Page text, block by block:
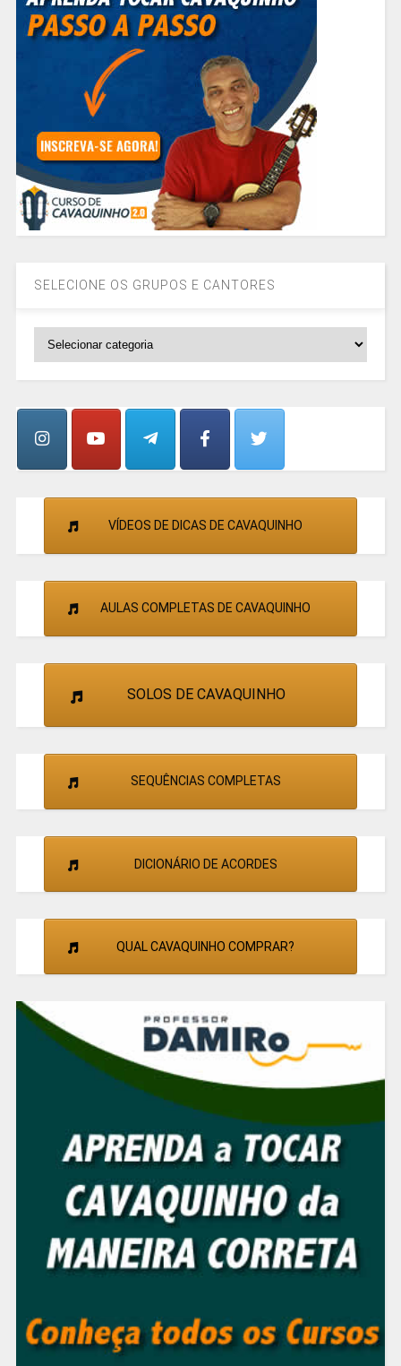
SELECIONE OS GRUPOS E CANTORES
SELECIONE
CANTORES
VÍDEOS DE DICAS DE CAVAQUINHO
AULAS COMPLETAS DE CAVAQUINHO
SOLOS DE CAVAQUINHO
SEQUÊNCIAS COMPLETAS
DICIONÁRIO DE ACORDES
QUAL CAVAQUINHO COMPRAR?